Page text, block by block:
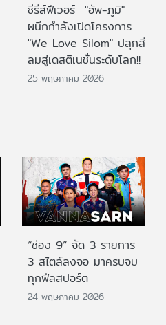
ซีรีส์ฟีเวอร์ "อัพ-ภูมิ"
ผนึกกำลังเปิดโครงการ
"We Love Silom" ปลุกสี
ลมสู่เดสติเนชั่นระดับโลก!!
25 พฤษภาคม 2026
“ช่อง 9” จัด 3 รายการ
3 สไตล์ลงจอ มาครบจบ
ทุกฟีลสปอร์ต
24 พฤษภาคม 2026